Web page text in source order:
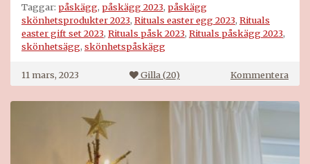
Taggar: påskägg, påskägg 2023, påskägg
skönhetsprodukter 2023, Rituals easter egg 2023, Rituals
easter gift set 2023, Rituals påsk 2023, Rituals påskägg 2023,
skönhetsägg, skönhetspåskägg
11 mars, 2023 Gilla (20) Kommenterapå